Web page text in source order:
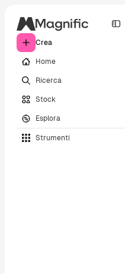
Crea
Home
Ricerca
Stock
Esplora
Strumenti